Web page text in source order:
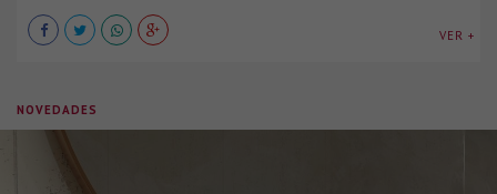
VER +
NOVEDADES